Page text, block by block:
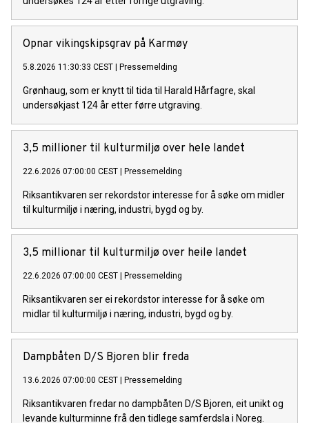
Opnar vikingskipsgrav på Karmøy
5.8.2026 11:30:33 CEST | Pressemelding
Grønhaug, som er knytt til tida til Harald Hårfagre, skal
undersøkjast 124 år etter førre utgraving.
3,5 millioner til kulturmiljø over hele landet
22.6.2026 07:00:00 CEST | Pressemelding
Riksantikvaren ser rekordstor interesse for å søke om midler
til kulturmiljø i næring, industri, bygd og by.
3,5 millionar til kulturmiljø over heile landet
22.6.2026 07:00:00 CEST | Pressemelding
Riksantikvaren ser ei rekordstor interesse for å søke om
midlar til kulturmiljø i næring, industri, bygd og by.
Dampbåten D/S Bjoren blir freda
13.6.2026 07:00:00 CEST | Pressemelding
Riksantikvaren fredar no dampbåten D/S Bjoren, eit unikt og
levande kulturminne frå den tidlege samferdsla i Noreg.